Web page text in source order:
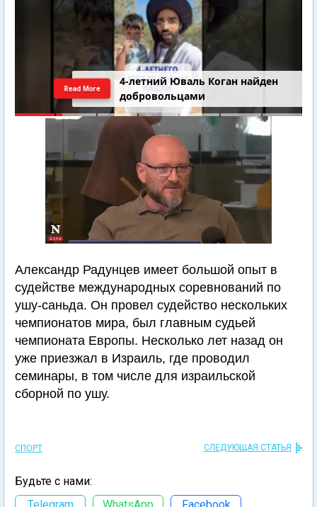
4-летний Юваль Коган найден
добровольцами
Read More
Александр Радунцев имеет большой опыт в
судействе международных соревнований по
ушу-саньда. Он провел судейство нескольких
чемпионатов мира, был главным судьей
чемпионата Европы. Несколько лет назад он
уже приезжал в Израиль, где проводил
семинары, в том числе для израильской
сборной по ушу.
СПОРТ СЛЕДУЮЩАЯ СТАТЬЯ
Будьте с нами:
Telegram
WhatsApp Facebook